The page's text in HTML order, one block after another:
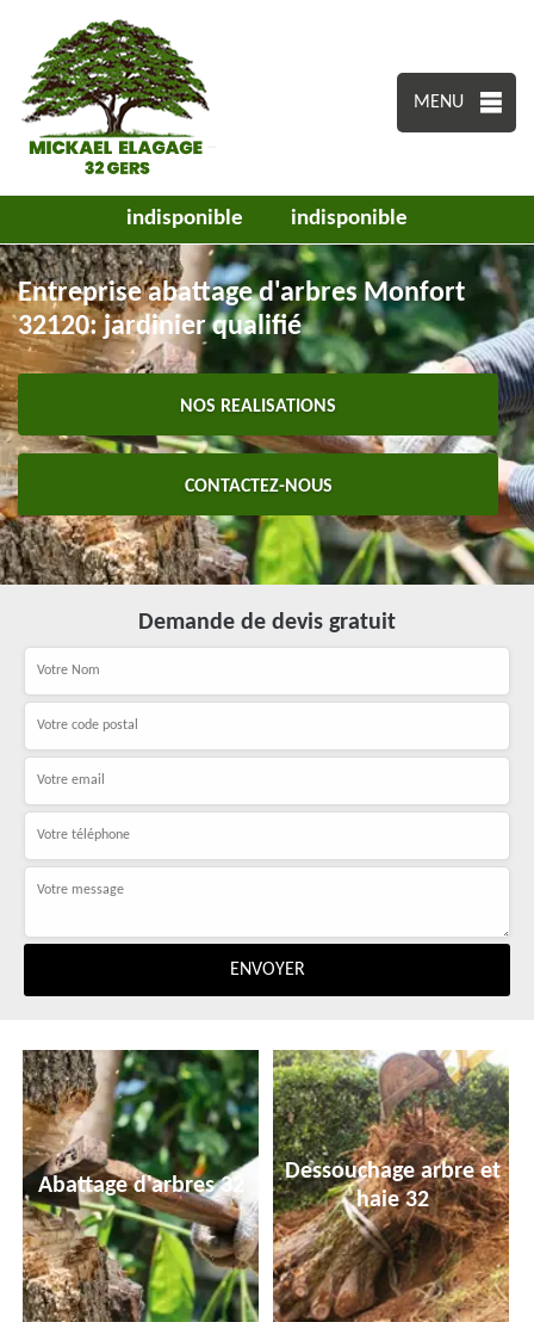
MENU
indisponible indisponible
Entreprise abattage d'arbres Monfort
32120: jardinier qualifié
NOS REALISATIONS
CONTACTEZ-NOUS
Demande de devis gratuit
Abattage d'arbres 32
Dessouchage arbre et
haie 32